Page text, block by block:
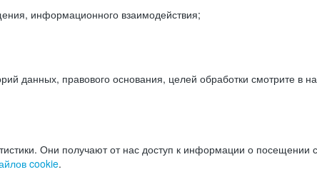
информационного взаимодействия;
данных, правового основания, целей обработки смотрите в
Они получают от нас доступ к информации о посещении
cookie.